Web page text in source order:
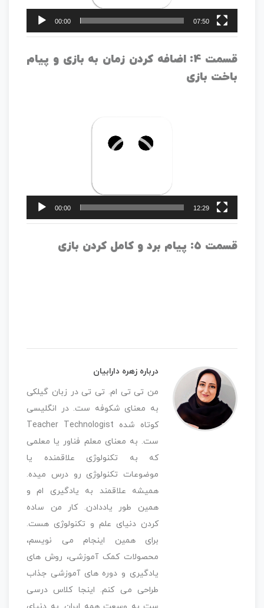
00:00 07:50
قسمت 4: اضافه کردن زمان به بازی و پیام
باخت بازی
00:00 12:29
قسمت 5: پیام برد و کامل کردن بازی
درباره زهره دارابیان
من تی تی ام. تی تی در زبان گیلکی
به معنای شکوفه ست. در انگلیسی
کوتاه شده Teacher Technologist
ست. به معنای معلم فناور یا معلمی
که به تکنولوژی علاقمنده یا
موضوعات تکنولوژی رو درس میده.
همیشه علاقمند به یادگیری ام و
همین طور یاددادن. کار من ساده
کردن دنیای علم و تکنولوژی هست.
برای همین اینجام می نویسم،
محصولات کمک آموزشی، روش های
یادگیری و دوره های آموزشی جذاب
طراحی می کنم. اینجا کلاس درسی